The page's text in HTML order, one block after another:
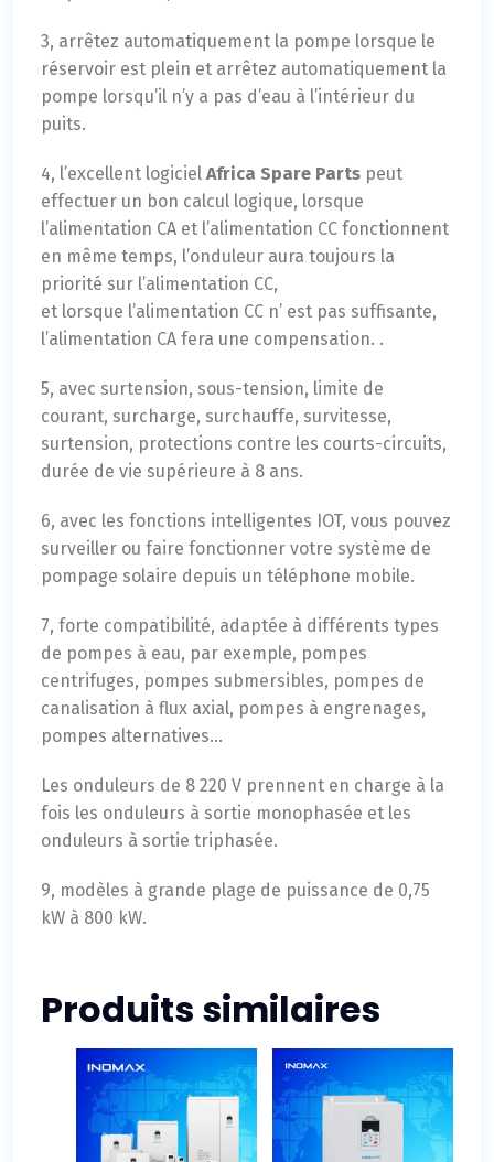
3, arrêtez automatiquement la pompe lorsque le
réservoir est plein et arrêtez automatiquement la
pompe lorsqu’il n’y a pas d’eau à l’intérieur du
puits.
4, l’excellent logiciel Africa Spare Parts peut
effectuer un bon calcul logique, lorsque
l’alimentation CA et l’alimentation CC fonctionnent
en même temps, l’onduleur aura toujours la
priorité sur l’alimentation CC,
et lorsque l’alimentation CC n’ est pas suffisante,
l’alimentation CA fera une compensation. .
5, avec surtension, sous-tension, limite de
courant, surcharge, surchauffe, survitesse,
surtension, protections contre les courts-circuits,
durée de vie supérieure à 8 ans.
6, avec les fonctions intelligentes IOT, vous pouvez
surveiller ou faire fonctionner votre système de
pompage solaire depuis un téléphone mobile.
7, forte compatibilité, adaptée à différents types
de pompes à eau, par exemple, pompes
centrifuges, pompes submersibles, pompes de
canalisation à flux axial, pompes à engrenages,
pompes alternatives…
Les onduleurs de 8 220 V prennent en charge à la
fois les onduleurs à sortie monophasée et les
onduleurs à sortie triphasée.
9, modèles à grande plage de puissance de 0,75
kW à 800 kW.
Produits similaires